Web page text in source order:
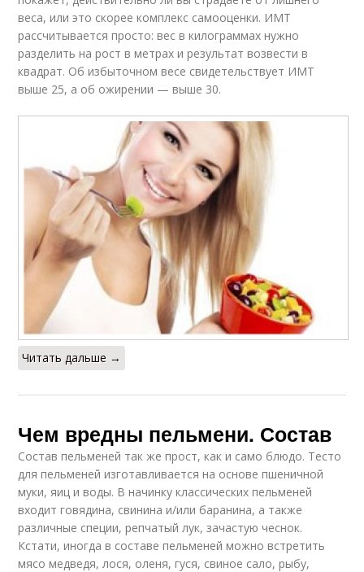
веса, или это скорее комплекс самооценки. ИМТ
рассчитывается просто: вес в килограммах нужно
разделить на рост в метрах и результат возвести в
квадрат. Об избыточном весе свидетельствует ИМТ
выше 25, а об ожирении — выше 30.
Читать дальше →
Чем вредны пельмени. Состав
Состав пельменей так же прост, как и само блюдо. Тесто
для пельменей изготавливается на основе пшеничной
муки, яиц и воды. В начинку классических пельменей
входит говядина, свинина и/или баранина, а также
различные специи, репчатый лук, зачастую чеснок.
Кстати, иногда в составе пельменей можно встретить
мясо медведя, лося, оленя, гуся, свиное сало, рыбу,